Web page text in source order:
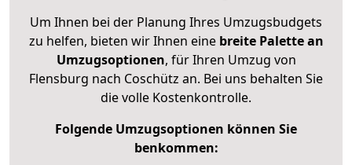
Um Ihnen bei der Planung Ihres Umzugsbudgets
zu helfen, bieten wir Ihnen eine breite Palette an
Umzugsoptionen, für Ihren Umzug von
Flensburg nach Coschütz an. Bei uns behalten Sie
die volle Kostenkontrolle.
Folgende Umzugsoptionen können Sie
benkommen: